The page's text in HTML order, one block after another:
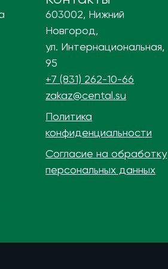
603002, Нижний
Новгород,
ул. Интернациональная,
95
+7 (831) 262-10-66
zakaz@cental.su
Политика
конфиденциальности
Согласие на обработку
персональных данных